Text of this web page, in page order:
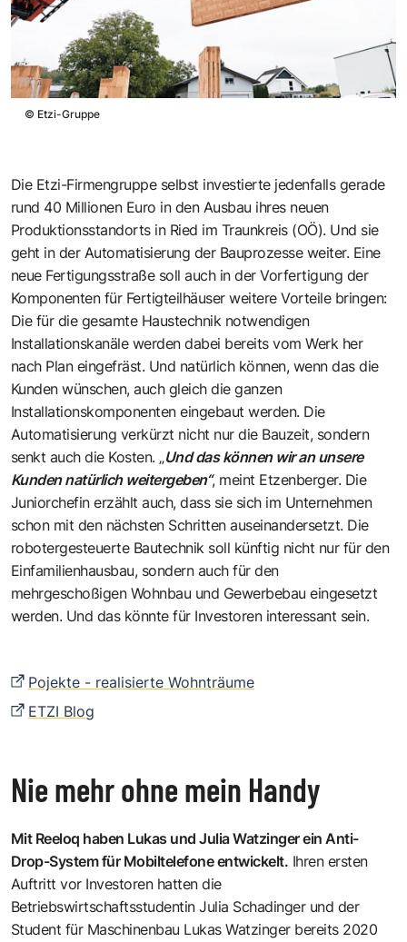
© Etzi-Gruppe
Die Etzi-Firmengruppe selbst investierte jedenfalls gerade
rund 40 Millionen Euro in den Ausbau ihres neuen
Produktionsstandorts in Ried im Traunkreis (OÖ). Und sie
geht in der Automatisierung der Bauprozesse weiter. Eine
neue Fertigungsstraße soll auch in der Vorfertigung der
Komponenten für Fertigteilhäuser weitere Vorteile bringen:
Die für die gesamte Haustechnik notwendigen
Installationskanäle werden dabei bereits vom Werk her
nach Plan eingefräst. Und natürlich können, wenn das die
Kunden wünschen, auch gleich die ganzen
Installationskomponenten eingebaut werden. Die
Automatisierung verkürzt nicht nur die Bauzeit, sondern
senkt auch die Kosten. „Und das können wir an unsere
Kunden natürlich weitergeben“, meint Etzenberger. Die
Juniorchefin erzählt auch, dass sie sich im Unternehmen
schon mit den nächsten Schritten auseinandersetzt. Die
robotergesteuerte Bautechnik soll künftig nicht nur für den
Einfamilienhausbau, sondern auch für den
mehrgeschoßigen Wohnbau und Gewerbebau eingesetzt
werden. Und das könnte für Investoren interessant sein.
Pojekte - realisierte Wohnträume
ETZI Blog
Nie mehr ohne mein Handy
Mit Reeloq haben Lukas und Julia Watzinger ein Anti-
Drop-System für Mobiltelefone entwickelt. Ihren ersten
Auftritt vor Investoren hatten die
BetriebswirtschaftsstudentinJulia Schadingerund der
Student für Maschinenbau Lukas Watzinger bereits 2020